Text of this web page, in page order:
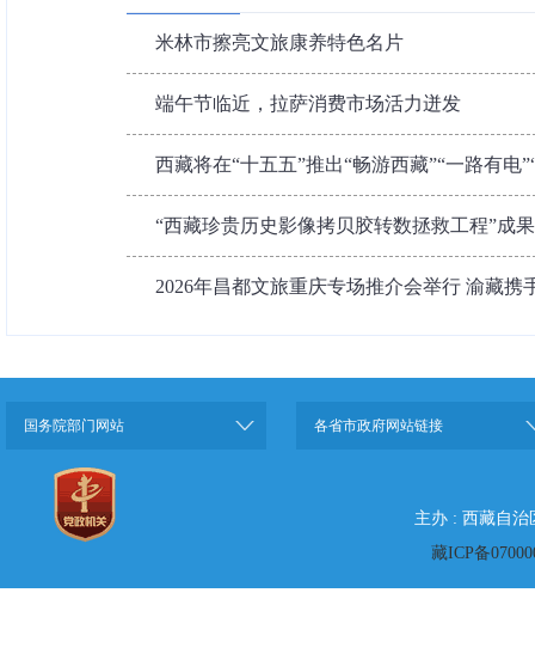
米林市擦亮文旅康养特色名片
端午节临近，拉萨消费市场活力迸发
西藏将在“十五五”推出“畅游西藏”“一路有电
“西藏珍贵历史影像拷贝胶转数拯救工程”成
2026年昌都文旅重庆专场推介会举行 渝藏携
国务院部门网站 各省市政府网站链接
主办 : 西藏自治
藏ICP备